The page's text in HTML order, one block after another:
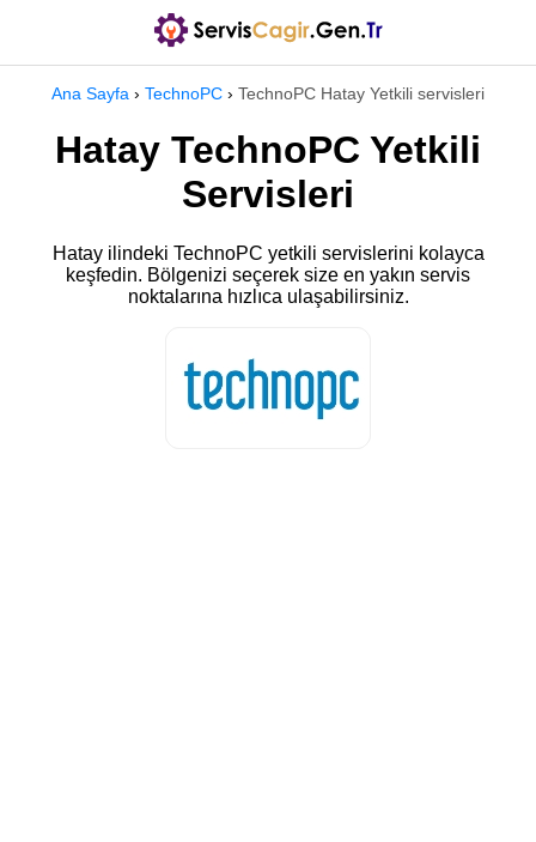
Ana Sayfa › TechnoPC › TechnoPC Hatay Yetkili servisleri
Hatay TechnoPC Yetkili
Servisleri
Hatay ilindeki TechnoPC yetkili servislerini kolayca
keşfedin. Bölgenizi seçerek size en yakın servis
noktalarına hızlıca ulaşabilirsiniz.